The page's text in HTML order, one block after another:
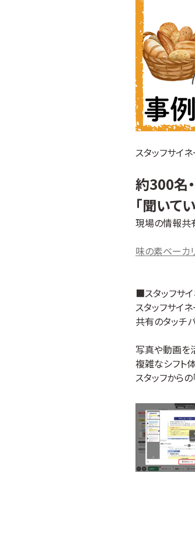
スタッフサイ
約300名
「聞いて
現場の情報共
味の素ベーカ
■スタッフサ
スタッフサイ
共有のタッチ
写真や動画を
複雑なシフト
スタッフから